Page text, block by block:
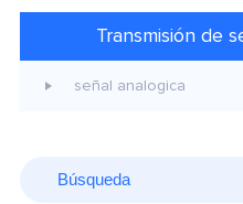
Transmisión de
señal analogica